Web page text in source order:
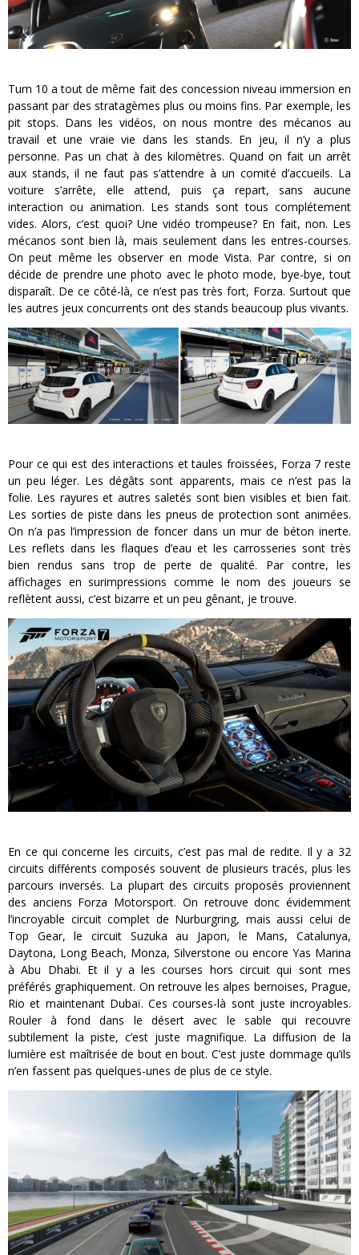
Turn 10 a tout de même fait des concession niveau immersion en
passant par des stratagèmes plus ou moins fins. Par exemple, les
pit stops. Dans les vidéos, on nous montre des mécanos au
travail et une vraie vie dans les stands. En jeu, il n’y a plus
personne. Pas un chat à des kilomètres. Quand on fait un arrêt
aux stands, il ne faut pas s’attendre à un comité d’accueils. La
voiture s’arrête, elle attend, puis ça repart, sans aucune
interaction ou animation. Les stands sont tous complétement
vides. Alors, c’est quoi? Une vidéo trompeuse? En fait, non. Les
mécanos sont bien là, mais seulement dans les entres-courses.
On peut même les observer en mode Vista. Par contre, si on
décide de prendre une photo avec le photo mode, bye-bye, tout
disparaît. De ce côté-là, ce n’est pas très fort, Forza. Surtout que
les autres jeux concurrents ont des stands beaucoup plus vivants.
Pour ce qui est des interactions et taules froissées, Forza 7 reste
un peu léger. Les dégâts sont apparents, mais ce n’est pas la
folie. Les rayures et autres saletés sont bien visibles et bien fait.
Les sorties de piste dans les pneus de protection sont animées.
On n’a pas l’impression de foncer dans un mur de béton inerte.
Les reflets dans les flaques d’eau et les carrosseries sont très
bien rendus sans trop de perte de qualité. Par contre, les
affichages en surimpressions comme le nom des joueurs se
reflètent aussi, c’est bizarre et un peu gênant, je trouve.
En ce qui concerne les circuits, c’est pas mal de redite. Il y a 32
circuits différents composés souvent de plusieurs tracés, plus les
parcours inversés. La plupart des circuits proposés proviennent
des anciens Forza Motorsport. On retrouve donc évidemment
l’incroyable circuit complet de Nurburgring, mais aussi celui de
Top Gear, le circuit Suzuka au Japon, le Mans, Catalunya,
Daytona, Long Beach, Monza, Silverstone ou encore Yas Marina
à Abu Dhabi. Et il y a les courses hors circuit qui sont mes
préférés graphiquement. On retrouve les alpes bernoises, Prague,
Rio et maintenant Dubaï. Ces courses-là sont juste incroyables.
Rouler à fond dans le désert avec le sable qui recouvre
subtilement la piste, c’est juste magnifique. La diffusion de la
lumière est maîtrisée de bout en bout. C’est juste dommage qu’ils
n’en fassent pas quelques-unes de plus de ce style.